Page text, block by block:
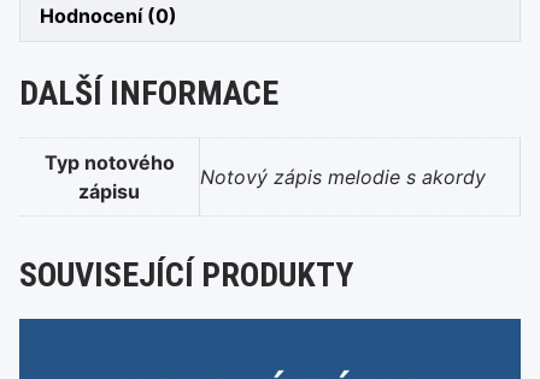
Hodnocení (0)
DALŠÍ INFORMACE
Typ notového
zápisu
Notový zápis melodie s akordy
SOUVISEJÍCÍ PRODUKTY